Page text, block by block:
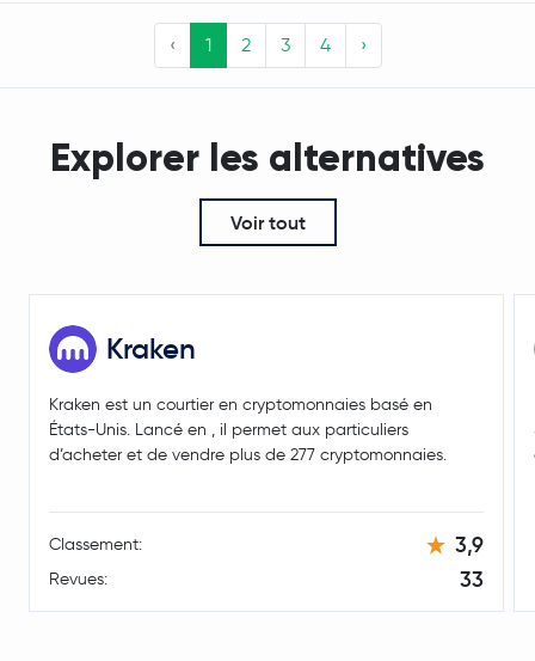
‹ 1 2 3 4 ›
Explorer les alternatives
Voir tout
Kraken
Kraken est un courtier en cryptomonnaies basé en
États-Unis. Lancé en , il permet aux particuliers
d’acheter et de vendre plus de 277 cryptomonnaies.
Classement: 3,9
Revues: 33